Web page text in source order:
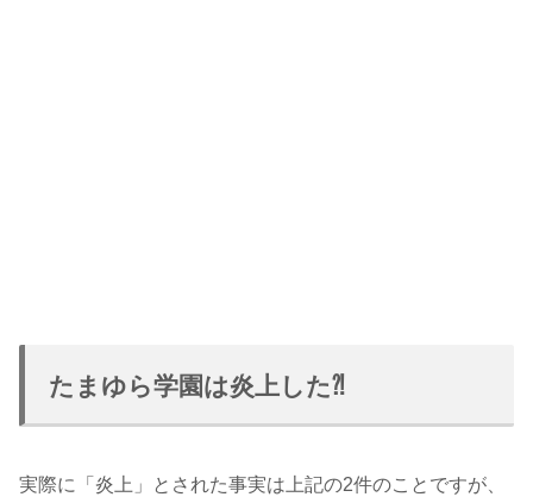
たまゆら学園は炎上した⁈
実際に「炎上」とされた事実は上記の2件のことですが、